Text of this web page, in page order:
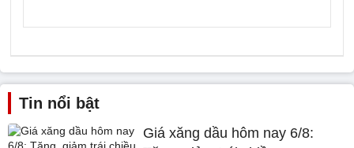
Tin nổi bật
Giá xăng dầu hôm nay 6/8: